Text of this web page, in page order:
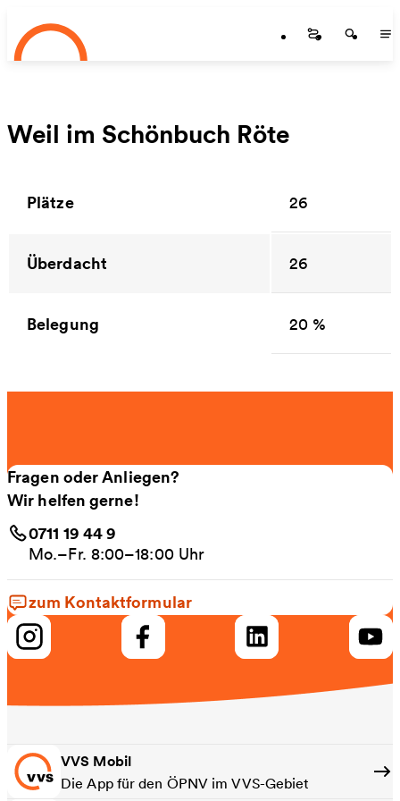
Zum Hauptinhalt springen
Startseite
Weil im Schönbuch Röte
Plätze 26
Überdacht 26
Belegung 20 %
Fragen oder Anliegen?
Wir helfen gerne!
0711 19 44 9
Mo.–Fr. 8:00–18:00 Uhr
zum Kontaktformular
VVS Mobil
Die App für den ÖPNV im VVS-Gebiet